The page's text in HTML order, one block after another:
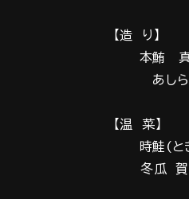
【造 り】
本鮪 真
あしら
【温 菜】
時鮭(とき
冬瓜 賀茂